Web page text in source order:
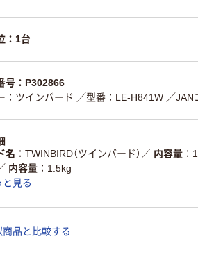
：1台
号：P302866
：ツインバード ／型番：LE-H841W ／
名
TWINBIRD（ツインバード） ／ 内容量
内容量
1.5kg
と見る
商品と比較する